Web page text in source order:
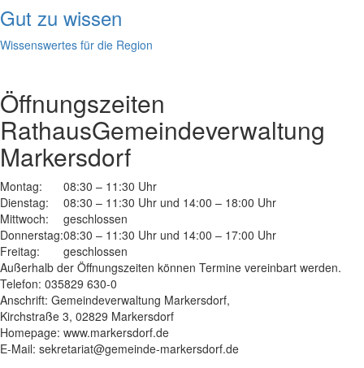
Gut zu wissen
Wissenswertes für die Region
Öffnungszeiten
RathausGemeindeverwaltung
Markersdorf
Montag:
08:30 – 11:30 Uhr
Dienstag:
08:30 – 11:30 Uhr und 14:00 – 18:00 Uhr
Mittwoch:
geschlossen
Donnerstag:08:30 – 11:30 Uhr und 14:00 – 17:00 Uhr
Freitag:
geschlossen
Außerhalb der Öffnungszeiten können Termine vereinbart werden.
Telefon: 035829 630-0
Anschrift: Gemeindeverwaltung Markersdorf,
Kirchstraße 3, 02829 Markersdorf
Homepage: www.markersdorf.de
E-Mail: sekretariat@gemeinde-markersdorf.de